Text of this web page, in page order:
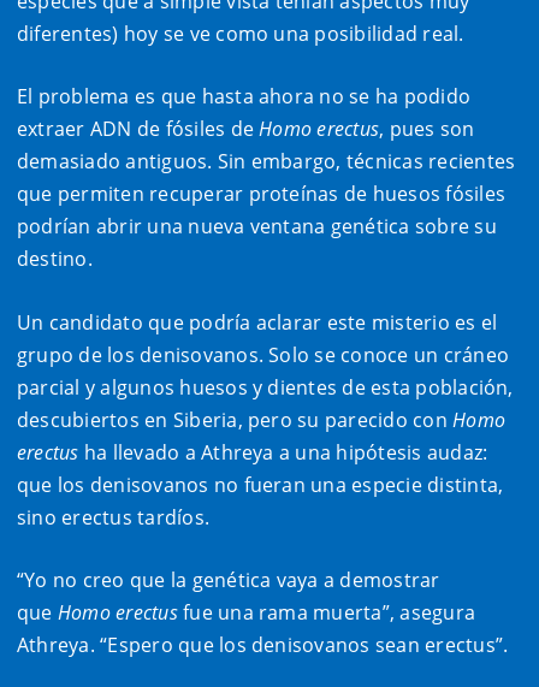
diferentes) hoy se ve como una posibilidad real.
El problema es que hasta ahora no se ha podido
extraer ADN de fósiles deHomo erectus, pues son
demasiado antiguos. Sin embargo, técnicas recientes
que permiten recuperar proteínas de huesos fósiles
podrían abrir una nueva ventana genética sobre su
destino.
Un candidato que podría aclarar este misterio es el
grupo de los denisovanos. Solo se conoce un cráneo
parcial y algunos huesos y dientes de esta población,
descubiertos en Siberia, pero su parecido conHomo
erectus ha llevado a Athreya a una hipótesis audaz:
que los denisovanos no fueran una especie distinta,
sino erectus tardíos.
“Yo no creo que la genética vaya a demostrar
que Homo erectusfue una rama muerta”, asegura
Athreya. “Espero que los denisovanos sean erectus”.